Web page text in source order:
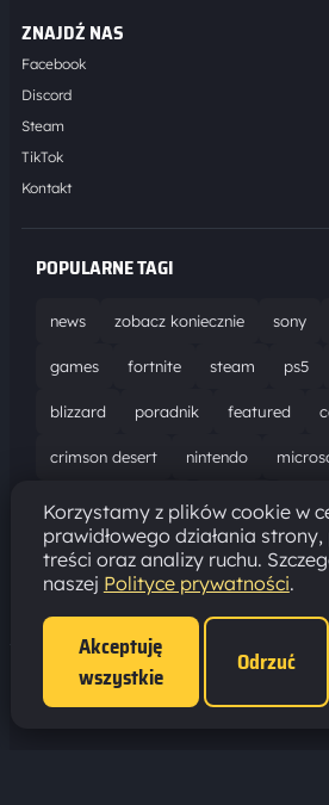
ZNAJDŹ NAS
Facebook
Discord
Steam
TikTok
Kontakt
POPULARNE TAGI
news zobacz koniecznie sony
games fortnite steam ps5
blizzard poradnik featured
crimson desert nintendo
world of warcraft solucja
bungie recenzja resident evil
aktualizacja pc epic games
Polityka prywatności ·
Korzystamy z plików cookie w
prawidłowego działania
treści oraz analizy ruchu.
naszej Polityce prywatności.
Akceptuję
wszystkie
Odrzuć